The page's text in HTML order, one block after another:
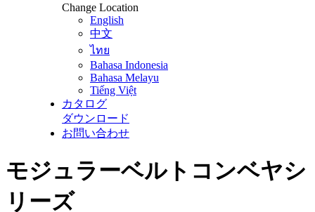
Change Location
English
中文
ไทย
Bahasa Indonesia
Bahasa Melayu
Tiếng Việt
カタログ
ダウンロード
お問い合わせ
モジュラーベルトコンベヤシ
リーズ